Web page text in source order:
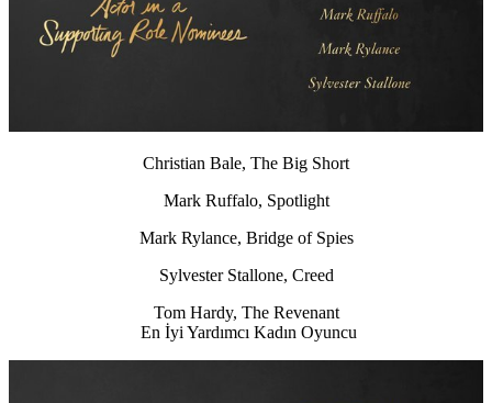
Christian Bale, The Big Short
Mark Ruffalo, Spotlight
Mark Rylance, Bridge of Spies
Sylvester Stallone, Creed
Tom Hardy, The Revenant
En İyi Yardımcı Kadın Oyuncu